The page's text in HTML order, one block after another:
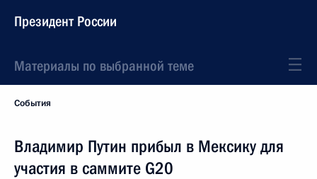
Президент России
Материалы по выбранной теме
События
Владимир Путин прибыл в Мексику для
участия в саммите G20